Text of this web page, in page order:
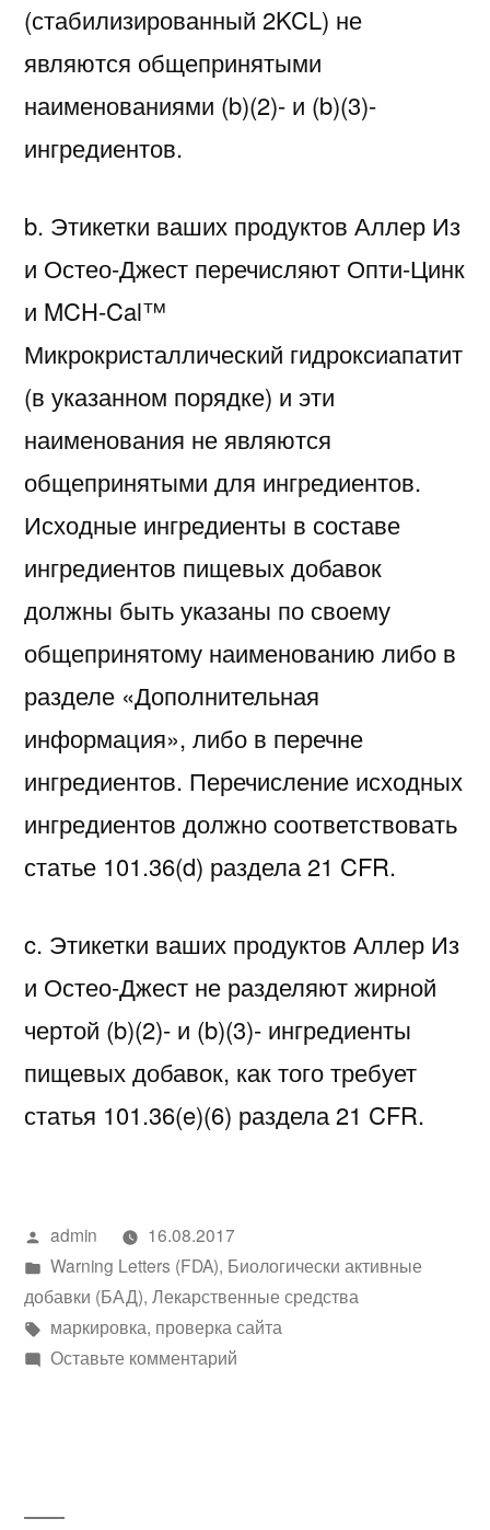
(стабилизированный 2KCL) не
являются общепринятыми
наименованиями (b)(2)- и (b)(3)-
ингредиентов.
b. Этикетки ваших продуктов Аллер Из
и Остео-Джест перечисляют Опти-Цинк
и MCH-Cal™
Микрокристаллический гидроксиапатит
(в указанном порядке) и эти
наименования не являются
общепринятыми для ингредиентов.
Исходные ингредиенты в составе
ингредиентов пищевых добавок
должны быть указаны по своему
общепринятому наименованию либо в
разделе «Дополнительная
информация», либо в перечне
ингредиентов. Перечисление исходных
ингредиентов должно соответствовать
статье 101.36(d) раздела 21 CFR.
c. Этикетки ваших продуктов Аллер Из
и Остео-Джест не разделяют жирной
чертой (b)(2)- и (b)(3)- ингредиенты
пищевых добавок, как того требует
статья 101.36(e)(6) раздела 21 CFR.
Написано
автором
admin
16.08.2017
Написано
в
Warning Letters (FDA), Биологически активные
добавки (БАД), Лекарственные средства
Метки:
маркировка, проверка сайта
Оставьте комментарийк